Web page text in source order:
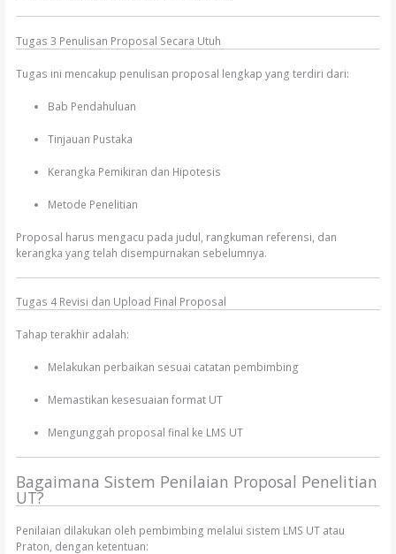
Tugas 3 Penulisan Proposal Secara Utuh
Tugas ini mencakup penulisan proposal lengkap yang terdiri dari:
Bab Pendahuluan
Tinjauan Pustaka
Kerangka Pemikiran dan Hipotesis
Metode Penelitian
Proposal harus mengacu pada judul, rangkuman referensi, dan
kerangka yang telah disempurnakan sebelumnya.
Tugas 4 Revisi dan Upload Final Proposal
Tahap terakhir adalah:
Melakukan perbaikan sesuai catatan pembimbing
Memastikan kesesuaian format UT
Mengunggah proposal final ke LMS UT
Bagaimana Sistem Penilaian Proposal Penelitian
UT?
Penilaian dilakukan oleh pembimbing melalui sistem LMS UT atau
Praton, dengan ketentuan: